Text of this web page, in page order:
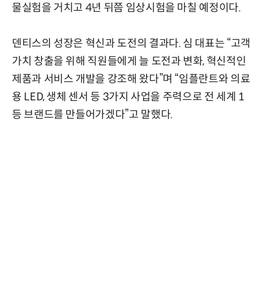
물실험을 거치고 4년 뒤쯤 임상시험을 마칠 예정이다.
덴티스의 성장은 혁신과 도전의 결과다. 심 대표는 “고객
가치 창출을 위해 직원들에게 늘 도전과 변화, 혁신적인
제품과 서비스 개발을 강조해 왔다”며 “임플란트와 의료
용 LED, 생체 센서 등 3가지 사업을 주력으로 전 세계 1
등 브랜드를 만들어가겠다”고 말했다.